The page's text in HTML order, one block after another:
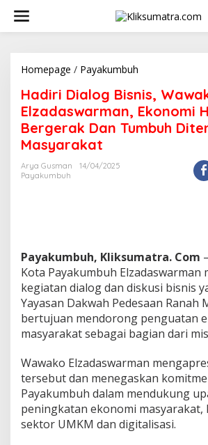
w
Homepage / Payakumbuh
d
i
r
i
n
i
s
,
W
a
w
a
k
o
E
l
z
a
d
Hadiri Dialog Bisnis,
Elzadaswarman, Ekonomi
Bergerak Dan Tumbuh
Masyarakat
Arya Gusman
14/04/2025
Payakumbuh
Payakumbuh, Kliksumatra. Com
Kota Payakumbuh Elzadaswarman
kegiatan dialog dan diskusi bisnis
Yayasan Dakwah Pedesaan Ranah
bertujuan mendorong penguatan
masyarakat sebagai bagian dari
Wawako Elzadaswarman
tersebut dan menegaskan
Payakumbuh dalam mendukung
peningkatan ekonomi masyarakat,
sektor UMKM dan digitalisasi.